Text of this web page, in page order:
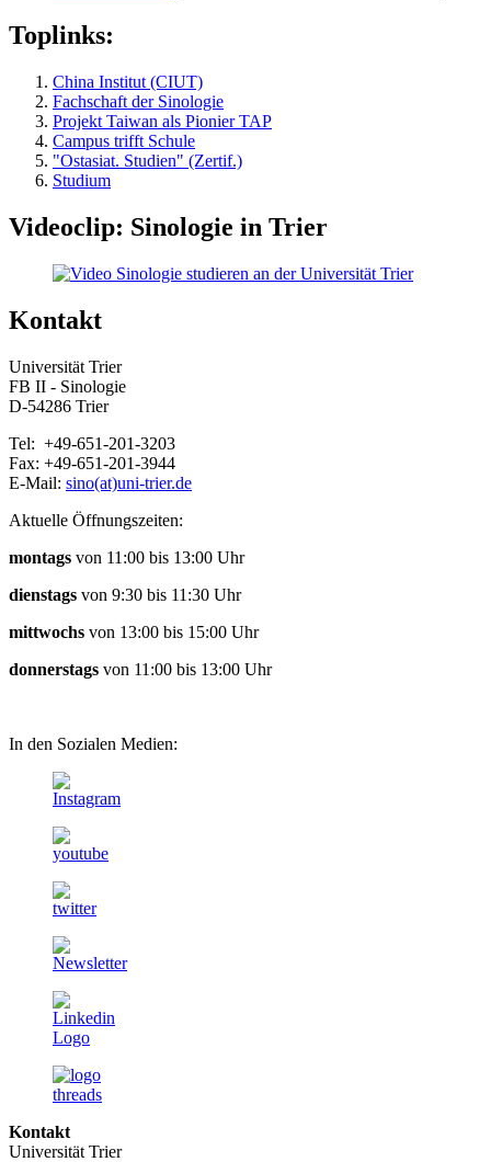
Toplinks:
China Institut (CIUT)
Fachschaft der Sinologie
Projekt Taiwan als Pionier TAP
Campus trifft Schule
"Ostasiat. Studien" (Zertif.)
Studium
Videoclip: Sinologie in Trier
Kontakt
Universität Trier
FB II - Sinologie
D-54286 Trier
Tel: +49-651-201-3203
Fax: +49-651-201-3944
E-Mail: sino(at)uni-trier.de
Aktuelle Öffnungszeiten:
montags von 11:00 bis 13:00 Uhr
dienstags von 9:30 bis 11:30 Uhr
mittwochs von 13:00 bis 15:00 Uhr
donnerstags von 11:00 bis 13:00 Uhr
In den Sozialen Medien:
Kontakt
Universität Trier